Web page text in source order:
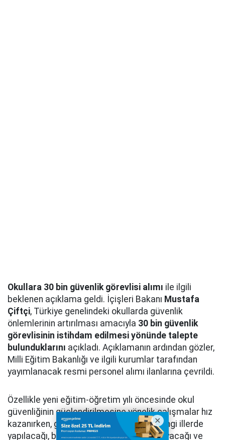
Okullara 30 bin güvenlik görevlisi alımı ile ilgili
beklenen açıklama geldi. İçişleri Bakanı Mustafa
Çiftçi, Türkiye genelindeki okullarda güvenlik
önlemlerinin artırılması amacıyla 30 bin güvenlik
görevlisinin istihdam edilmesi yönünde talepte
bulunduklarını açıkladı. Açıklamanın ardından gözler,
Milli Eğitim Bakanlığı ve ilgili kurumlar tarafından
yayımlanacak resmi personel alımı ilanlarına çevrildi.
Özellikle yeni eğitim-öğretim yılı öncesinde okul
güvenliğinin güçlendirilmesine yönelik çalışmalar hız
kazanırken, güvenlik görevlisi alımının hangi illerde
yapılacağı, başvuruların ne zaman başlayacağı ve